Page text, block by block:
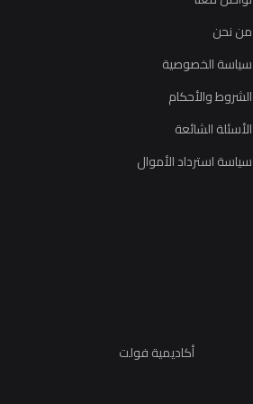
من نحن
سياسة الخصوصية
الشروط والأحكام
الأسئلة الشائعة
سياسة استرداد الأموال
أكاديمية فولت